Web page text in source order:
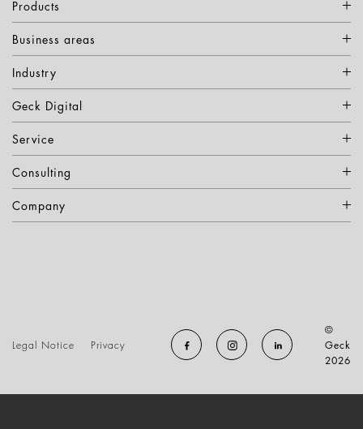
Products
Business areas
Industry
Geck Digital
Service
Consulting
Company
Legal Notice Privacy
©
Geck
2026